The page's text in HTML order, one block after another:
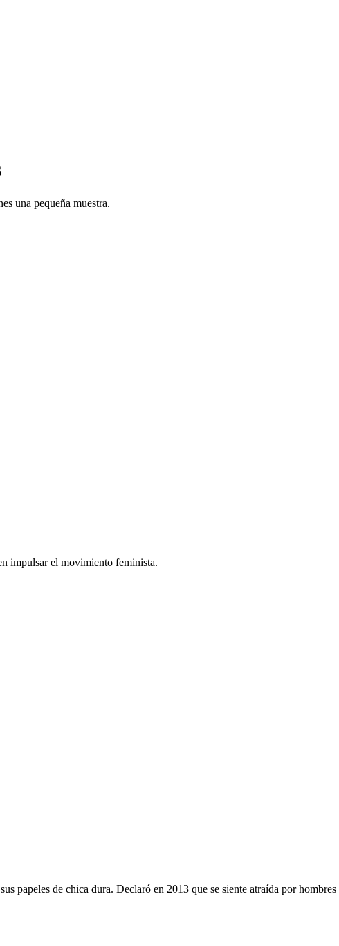
una pequeña muestra.
impulsar el movimiento feminista.
papeles de chica dura. Declaró en 2013 que se siente atraída por hombres